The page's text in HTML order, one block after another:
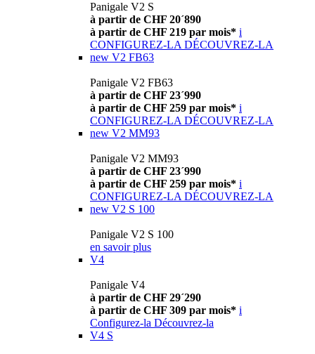
Panigale V2 S
à partir de CHF 20´890
à partir de CHF 219 par mois* i
CONFIGUREZ-LA DÉCOUVREZ-LA
new V2 FB63
Panigale V2 FB63
à partir de CHF 23´990
à partir de CHF 259 par mois* i
CONFIGUREZ-LA DÉCOUVREZ-LA
new V2 MM93
Panigale V2 MM93
à partir de CHF 23´990
à partir de CHF 259 par mois* i
CONFIGUREZ-LA DÉCOUVREZ-LA
new V2 S 100
Panigale V2 S 100
en savoir plus
V4
Panigale V4
à partir de CHF 29´290
à partir de CHF 309 par mois* i
Configurez-la Découvrez-la
V4 S